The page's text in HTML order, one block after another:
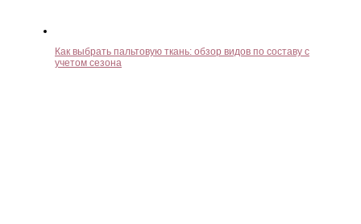
Как выбрать пальтовую ткань: обзор видов по составу с
учетом сезона